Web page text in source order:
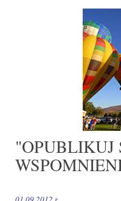
"OPUBLIKUJ